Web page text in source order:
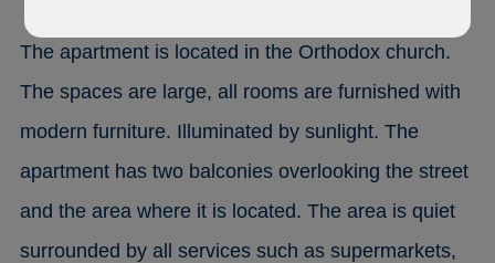
The apartment is located in the Orthodox church.
The spaces are large, all rooms are furnished with
modern furniture. Illuminated by sunlight. The
apartment has two balconies overlooking the street
and the area where it is located. The area is quiet
surrounded by all services such as supermarkets,